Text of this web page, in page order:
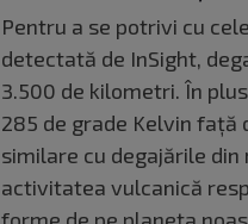
Pentru a se potrivi cu
detectată de InSight,
3.500 de kilometri. În
285 de grade Kelvin față
similare cu degajările
activitatea vulcanică